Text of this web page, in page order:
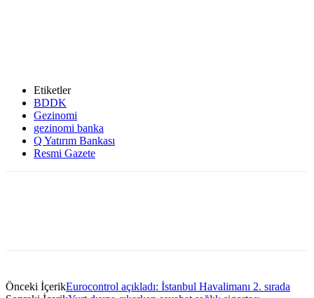
Etiketler
BDDK
Gezinomi
gezinomi banka
Q Yatırım Bankası
Resmi Gazete
Önceki İçerikEurocontrol açıkladı: İstanbul Havalimanı 2. sırada